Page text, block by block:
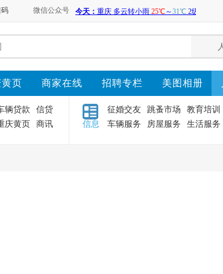
微信公众号
页 商家在线 招聘专栏 美图相册
辆贷款
信贷
庆黄页 商讯 信息
征婚交友 跳蚤市场
教育培训
车辆服务
房屋服务 生活服务